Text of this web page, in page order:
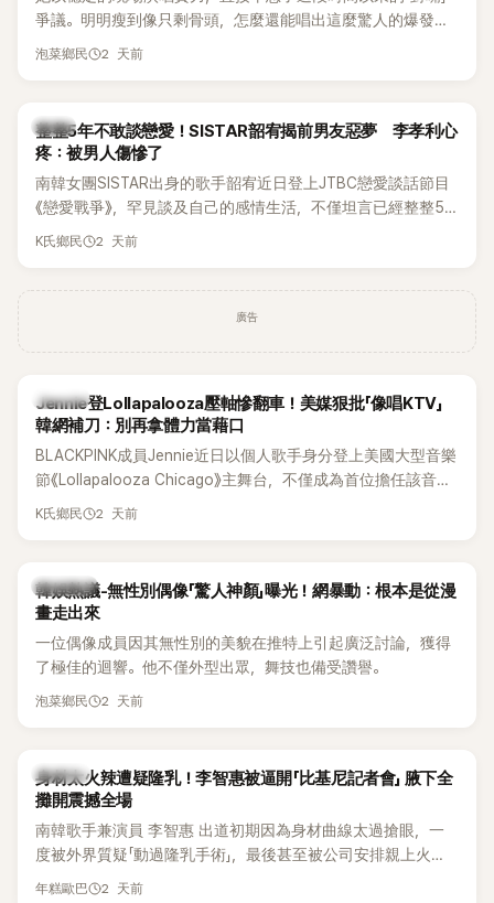
爭議。明明瘦到像只剩骨頭，怎麼還能唱出這麼驚人的爆發力
和音量？
泡菜鄉民 2 天前
韓星
整整5年不敢談戀愛！SISTAR韶宥揭前男友惡夢 李孝利心
疼：被男人傷慘了
南韓女團SISTAR出身的歌手韶宥近日登上JTBC戀愛談話節目
《戀愛戰爭》，罕見談及自己的感情生活，不僅坦言已經整整5
年沒有談戀愛，更首度透露空窗至今的原因，全與上一段戀情
K氏鄉民 2 天前
廣告
K-POP
Jennie登Lollapalooza壓軸慘翻車！美媒狠批「像唱KTV」
韓網補刀：別再拿體力當藉口
BLACKPINK成員Jennie近日以個人歌手身分登上美國大型音樂
節《Lollapalooza Chicago》主舞台，不僅成為首位擔任該音樂
節Headliner（壓軸主秀）的K-POP女SOLO歌手，寫下全新紀
形容整場演出「就像一場豪華KTV」。
K氏鄉民 2 天前
熱議討論
韓娛熱議-無性別偶像「驚人神顏」曝光！網暴動：根本是從漫
畫走出來
一位偶像成員因其無性別的美貌在推特上引起廣泛討論，獲得
了極佳的迴響。他不僅外型出眾，舞技也備受讚譽。
泡菜鄉民 2 天前
K-POP
身材太火辣遭疑隆乳！李智惠被逼開「比基尼記者會」 腋下全
攤開震撼全場
南韓歌手兼演員 李智惠 出道初期因為身材曲線太過搶眼，一
度被外界質疑「動過隆乳手術」，最後甚至被公司安排親上火
線，召開前所未見的「泳裝記者會」澄清。這場記者會後來還被
年糕歐巴 2 天前